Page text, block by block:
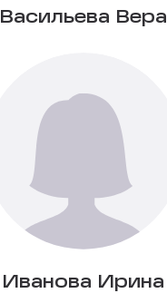
Васильева Вера
Иванова Ирина